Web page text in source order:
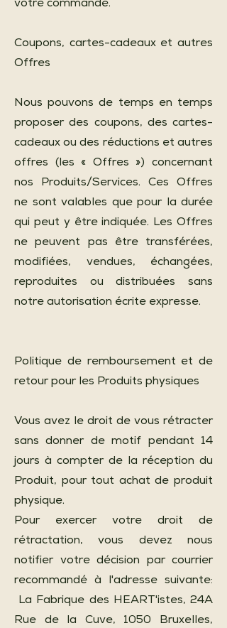
votre commande.
Coupons, cartes-cadeaux et autres
Offres
Nous pouvons de temps en temps
proposer des coupons, des cartes-
cadeaux ou des réductions et autres
offres (les « Offres ») concernant
nos Produits/Services. Ces Offres
ne sont valables que pour la durée
qui peut y être indiquée. Les Offres
ne peuvent pas être transférées,
modifiées, vendues, échangées,
reproduites ou distribuées sans
notre autorisation écrite expresse.
Politique de remboursement et de
retour pour les Produits physiques
Vous avez le droit de vous rétracter
sans donner de motif pendant 14
jours à compter de la réception du
Produit, pour tout achat de produit
physique.
Pour exercer votre droit de
rétractation, vous devez nous
notifier votre décision par courrier
recommandé à l'adresse suivante:
La Fabrique des HEART'istes, 24A
Rue de la Cuve, 1050 Bruxelles,